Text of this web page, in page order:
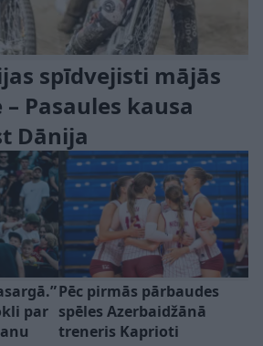
spīdvejisti mājās
Pasaules kausa
Dānija
par
Pēc pirmās pārbaudes
spēles Azerbaidžānā
treneris Kaprioti